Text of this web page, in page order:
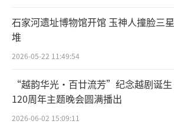
石家河遗址博物馆开馆 玉神人撞脸三星
堆
2026-05-22 11:49:54
“越韵华光·百廿流芳”纪念越剧诞生
120周年主题晚会圆满播出
2026-06-02 15:09:11